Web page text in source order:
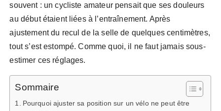
souvent : un cycliste amateur pensait que ses douleurs
au début étaient liées à l’entraînement. Après
ajustement du recul de la selle de quelques centimètres,
tout s’est estompé. Comme quoi, il ne faut jamais sous-
estimer ces réglages.
Sommaire
Pourquoi ajuster sa position sur un vélo ne peut être